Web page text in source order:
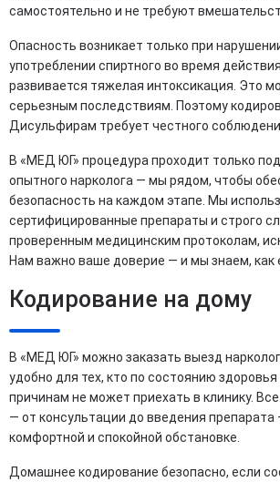
самостоятельно и не требуют
Опасность возникает только при
употреблении спиртного во время
развивается тяжелая интоксикация. Это
серьезным последствиям. Поэтому
Дисульфирам требует честного
В «МЕД ЮГ» процедура проходит только
опытного нарколога — мы рядом, чтобы
безопасность на каждом этапе. Мы
сертифицированные препараты и строго
проверенным медицинским протоколам,
Нам важно ваше доверие — и мы знаем, как
Кодирование на дому
В «МЕД ЮГ» можно заказать выезд
удобно для тех, кто по состоянию
причинам не может приехать в клинику.
— от консультации до введения препарата
комфортной и спокойной обстановке.
Домашнее кодирование безопасно, если